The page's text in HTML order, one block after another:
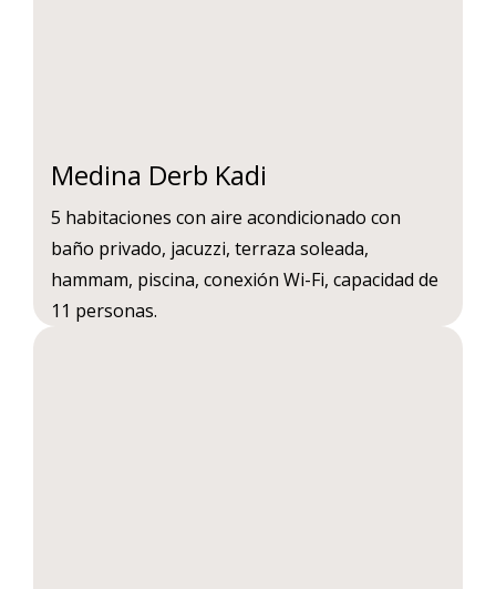
Medina Derb Kadi
5 habitaciones con aire acondicionado con
baño privado, jacuzzi, terraza soleada,
hammam, piscina, conexión Wi-Fi, capacidad de
11 personas.